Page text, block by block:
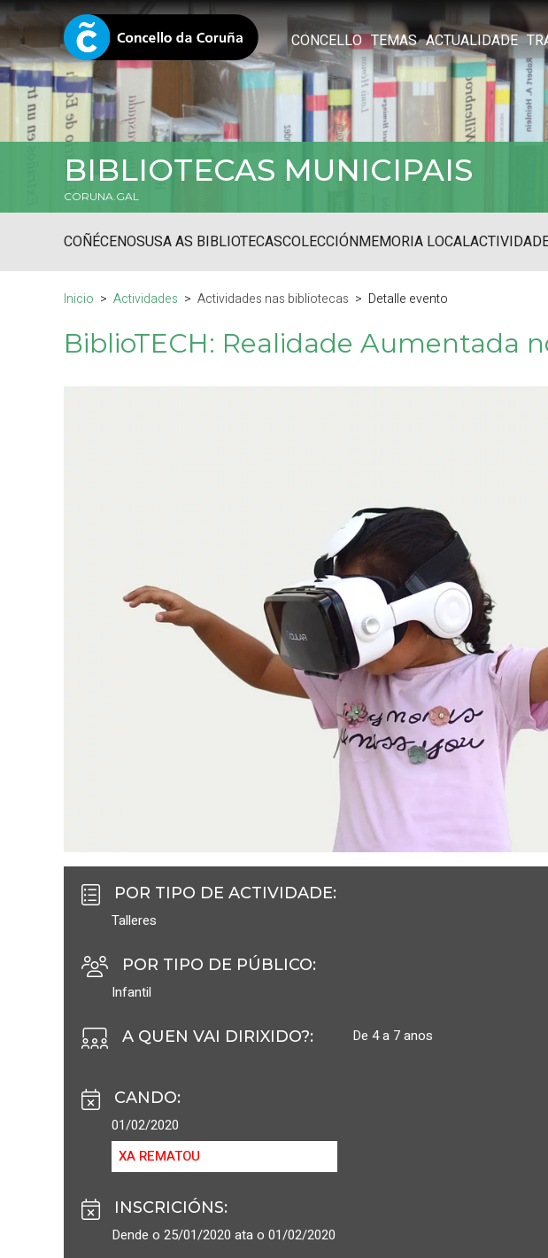
CONCELLO TEMAS ACTUALIDADE
BIBLIOTECAS MUNICIPAIS
CORUNA.GAL
COÑÉCENOSUSA AS BIBLIOTECASCOLECCIÓNMEMORIA LOCAL
Inicio Actividades Actividades nas bibliotecas Detalle evento
BiblioTECH: Realidade Aumentada
POR TIPO DE ACTIVIDADE:
Talleres
POR TIPO DE PÚBLICO:
Infantil
A QUEN VAI DIRIXIDO?: De 4 a 7 anos
CANDO:
01/02/2020
XA REMATOU
INSCRICIÓNS:
Dende o 25/01/2020 ata o 01/02/2020